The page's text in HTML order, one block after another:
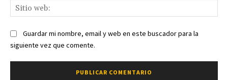
Guardar mi nombre, email y web en este buscador para la
siguiente vez que comente.